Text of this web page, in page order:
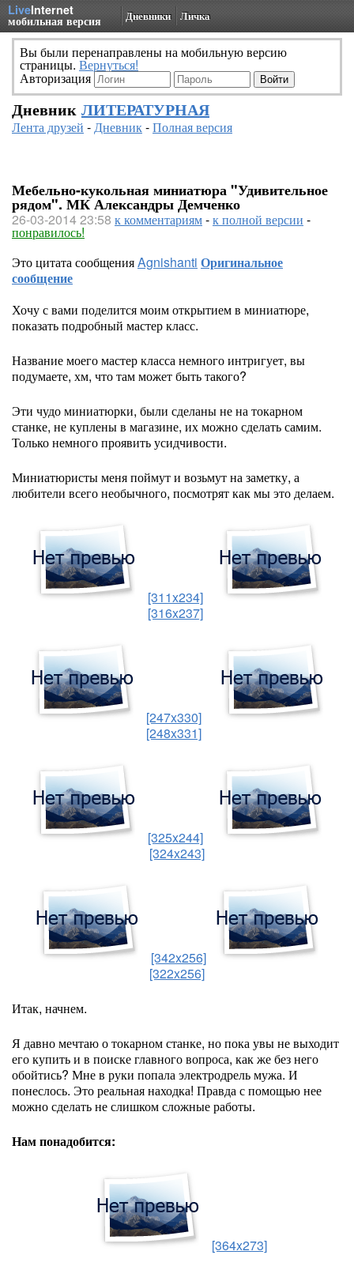
LiveInternet
мобильная версия Дневники Личка
Вы были перенаправлены на мобильную версию
страницы. Вернуться!
Авторизация
Дневник ЛИТЕРАТУРНАЯ
Лента друзей -Дневник-Полная версия
Мебельно-кукольная миниатюра "Удивительное
рядом". МК Александры Демченко
26-03-2014 23:58 к комментариям-к полной версии -
понравилось!
Это цитата сообщенияAgnishanti Оригинальное
сообщение
Хочу с вами поделится моим открытием в миниатюре,
показать подробный мастер класс.
Название моего мастер класса немного интригует, вы
подумаете, хм, что там может быть такого?
Эти чудо миниатюрки, были сделаны не на токарном
станке, не куплены в магазине, их можно сделать самим.
Только немного проявить усидчивости.
Миниатюристы меня поймут и возьмут на заметку, а
любители всего необычного, посмотрят как мы это делаем.
[311x234]
[316x237]
[247x330]
[248x331]
[325x244]
[324x243]
[342x256]
[322x256]
Итак, начнем.
Я давно мечтаю о токарном станке, но пока увы не выходит
его купить и в поиске главного вопроса, как же без него
обойтись? Мне в руки попала электродрель мужа. И
понеслось. Это реальная находка! Правда с помощью нее
можно сделать не слишком сложные работы.
Нам понадобится:
[364x273]